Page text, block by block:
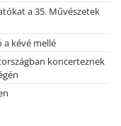
a 35. Művészetek
a kévé mellé
koncerteznek